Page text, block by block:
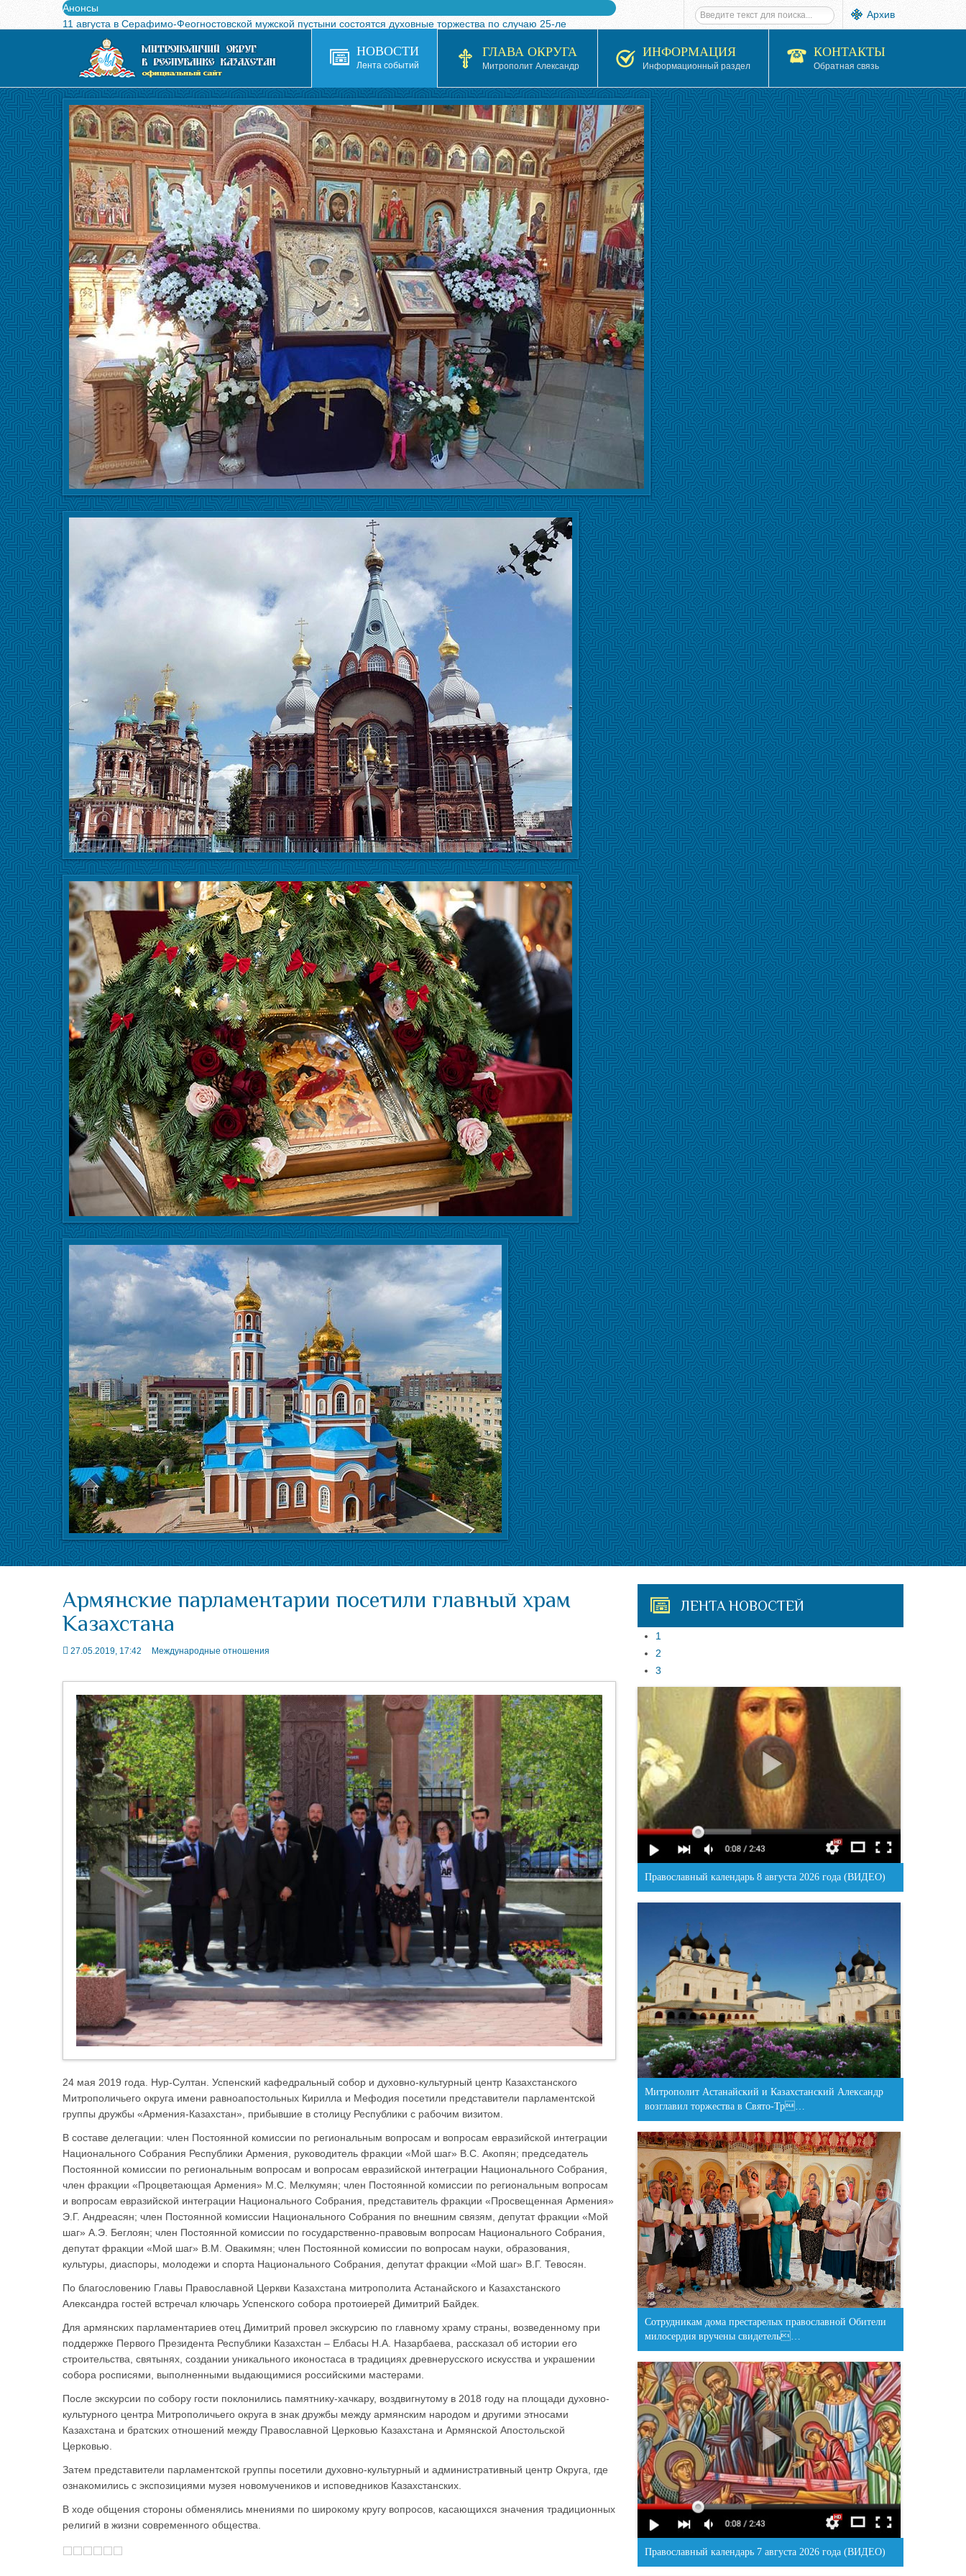
Анонсы
11 августа в Серафимо-Феогностовской мужской пустыни состоятся духовные торжества по случаю 25-ле
Выпущен в свет буклет о проведении Международного турнира по волейболу, посвященного 25-летию обр
Вышел в свет новый номер журнала «Свет Православия в Казахстане»
Вышла в свет монография «Управляющие Алма-Атинской епархией Русской Православной Церкви в 1927–19
Алма-Атинская духовная семинария объявляет прием документов на 2026-2027 учебный год
Архив
НОВОСТИ
Лента событий
ГЛАВА ОКРУГА
Митрополит Александр
ИНФОРМАЦИЯ
Информационный раздел
КОНТАКТЫ
Обратная связь
Армянские парламентарии посетили главный храм
Казахстана
27.05.2019, 17:42 Международные отношения
24 мая 2019 года. Нур-Султан. Успенский кафедральный собор и духовно-культурный центр Казахстанского
Митрополичьего округа имени равноапостольных Кирилла и Мефодия посетили представители парламентской
группы дружбы «Армения-Казахстан», прибывшие в столицу Республики с рабочим визитом.
В составе делегации: член Постоянной комиссии по региональным вопросам и вопросам евразийской интеграции
Национального Собрания Республики Армения, руководитель фракции «Мой шаг» В.С. Акопян; председатель
Постоянной комиссии по региональным вопросам и вопросам евразийской интеграции Национального Собрания,
член фракции «Процветающая Армения» М.С. Мелкумян; член Постоянной комиссии по региональным вопросам
и вопросам евразийской интеграции Национального Собрания, представитель фракции «Просвещенная Армения»
Э.Г. Андреасян; член Постоянной комиссии Национального Собрания по внешним связям, депутат фракции «Мой
шаг» А.Э. Беглоян; член Постоянной комиссии по государственно-правовым вопросам Национального Собрания,
депутат фракции «Мой шаг» В.М. Овакимян; член Постоянной комиссии по вопросам науки, образования,
культуры, диаспоры, молодежи и спорта Национального Собрания, депутат фракции «Мой шаг» В.Г. Тевосян.
По благословению Главы Православной Церкви Казахстана митрополита Астанайского и Казахстанского
Александра гостей встречал ключарь Успенского собора протоиерей Димитрий Байдек.
Для армянских парламентариев отец Димитрий провел экскурсию по главному храму страны, возведенному при
поддержке Первого Президента Республики Казахстан – Елбасы Н.А. Назарбаева, рассказал об истории его
строительства, святынях, создании уникального иконостаса в традициях древнерусского искусства и украшении
собора росписями, выполненными выдающимися российскими мастерами.
После экскурсии по собору гости поклонились памятнику-хачкару, воздвигнутому в 2018 году на площади духовно-
культурного центра Митрополичьего округа в знак дружбы между армянским народом и другими этносами
Казахстана и братских отношений между Православной Церковью Казахстана и Армянской Апостольской
Церковью.
Затем представители парламентской группы посетили духовно-культурный и административный центр Округа, где
ознакомились с экспозициями музея новомучеников и исповедников Казахстанских.
В ходе общения стороны обменялись мнениями по широкому кругу вопросов, касающихся значения традиционных
религий в жизни современного общества.
ЛЕНТА НОВОСТЕЙ
1
2
3
Православный календарь 8 августа 2026 года (ВИДЕО)
Митрополит Астанайский и Казахстанский Александр
возглавил торжества в Свято-Тр…
Сотрудникам дома престарелых православной Обители
милосердия вручены свидетель…
Православный календарь 7 августа 2026 года (ВИДЕО)